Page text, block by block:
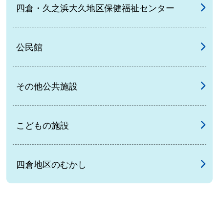
四倉・久之浜大久地区保健福祉センター
公民館
その他公共施設
こどもの施設
四倉地区のむかし